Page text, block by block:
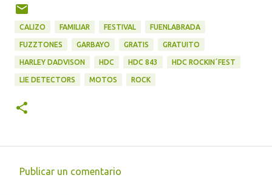
CALIZO FAMILIAR FESTIVAL FUENLABRADA
FUZZTONES GARBAYO GRATIS GRATUITO
HARLEY DADVISON HDC HDC 843 HDC ROCKIN´FEST
LIE DETECTORS MOTOS ROCK
Publicar un comentario